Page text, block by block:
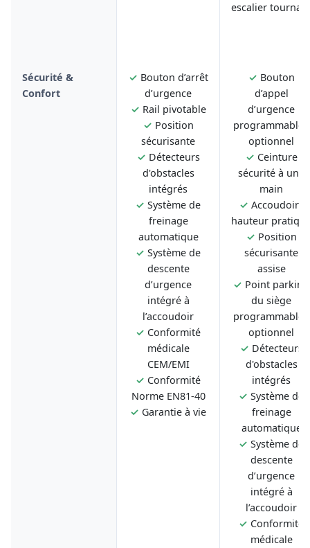
escalier
Sécurité &
Confort
✓ Bouton d’arrêt
d’urgence
✓ Rail pivotable
✓ Position
sécurisante
✓ Détecteurs
d'obstacles
intégrés
✓ Système de
freinage
automatique
✓ Système de
descente
d’urgence
intégré à
l’accoudoir
✓ Conformité
médicale
CEM/EMI
✓ Conformité
Norme EN81-40
✓ Garantie à vie
✓ Bouton
d’appel
d’urgence
programmable -
optionnel
✓ Ceinture
sécurité à une
main
✓ Accoudoirs
hauteur
✓ Position
sécurisante
assise
✓ Point parking
du siège
programmable -
optionnel
✓ Détecteurs
d'obstacles
intégrés
✓ Système de
freinage
automatique
✓ Système de
descente
d’urgence
intégré à
l’accoudoir
✓ Conformité
médicale